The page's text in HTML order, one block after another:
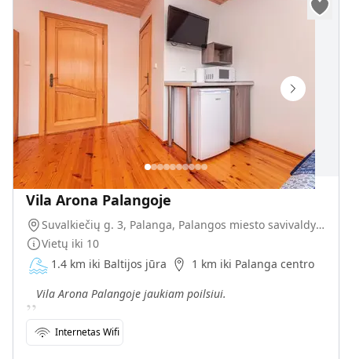
Vila Arona Palangoje
Suvalkiečių g. 3, Palanga, Palangos miesto savivaldybė, Lietuva
Vietų iki 10
1.4 km iki Baltijos jūra
1 km iki Palanga centro
„Vila Arona Palangoje jaukiam poilsiui.
Internetas Wifi